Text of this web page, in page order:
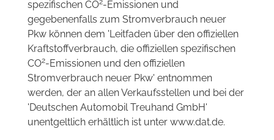
spezifischen CO2-Emissionen und
gegebenenfalls zum Stromverbrauch neuer
Pkw können dem 'Leitfaden über den offiziellen
Kraftstoffverbrauch, die offiziellen spezifischen
CO2-Emissionen und den offiziellen
Stromverbrauch neuer Pkw' entnommen
werden, der an allen Verkaufsstellen und bei der
'Deutschen Automobil Treuhand GmbH'
unentgeltlich erhältlich ist unter www.dat.de.